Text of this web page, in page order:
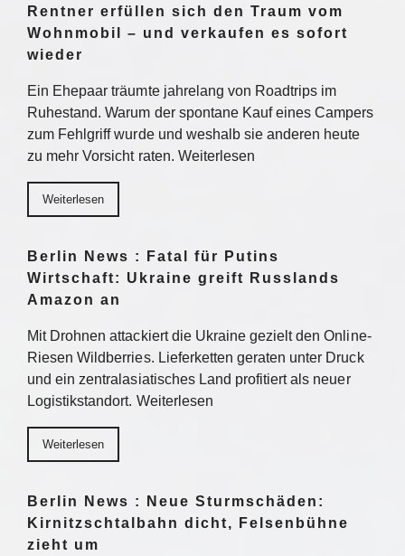
Rentner erfüllen sich den Traum vom
Wohnmobil – und verkaufen es sofort
wieder
Ein Ehepaar träumte jahrelang von Roadtrips im
Ruhestand. Warum der spontane Kauf eines Campers
zum Fehlgriff wurde und weshalb sie anderen heute
zu mehr Vorsicht raten. Weiterlesen
Weiterlesen
Berlin News : Fatal für Putins
Wirtschaft: Ukraine greift Russlands
Amazon an
Mit Drohnen attackiert die Ukraine gezielt den Online-
Riesen Wildberries. Lieferketten geraten unter Druck
und ein zentralasiatisches Land profitiert als neuer
Logistikstandort. Weiterlesen
Weiterlesen
Berlin News : Neue Sturmschäden:
Kirnitzschtalbahn dicht, Felsenbühne
zieht um